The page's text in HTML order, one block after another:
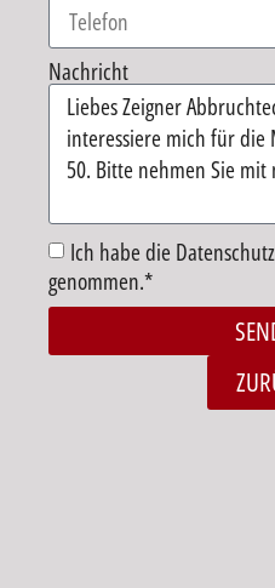
Nachricht
Ich habe die
genommen.*